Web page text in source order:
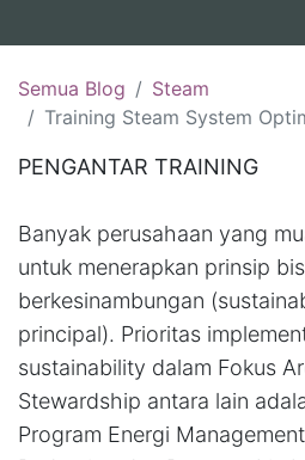
Semua Blog
Steam
Training Steam System Optimization:(13-14 Agustus 2026, Bali )(20-21 Agustus 2026, Yogyakarta)( 27-28
PENGANTAR TRAINING
Banyak perusahaan yang
untuk menerapkan prinsip
berkesinambungan
principal). Prioritas
sustainability dalam Fokus
Stewardship antara lain
Program Energi